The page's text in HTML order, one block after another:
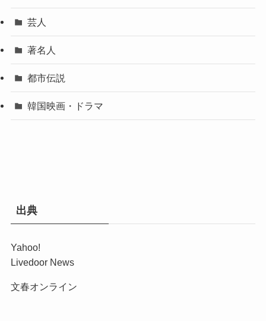
芸人
著名人
都市伝説
韓国映画・ドラマ
出典
Yahoo!
Livedoor News
文春オンライン